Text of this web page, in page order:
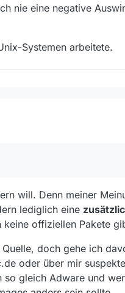
nie eine negative
Systemen arbeitete.
OP dürfte das nicht viel zu
installiere ich seit bald 20
AppBundle auf mein System
Systemen arbeitete.
will. Denn meiner
lediglich eine
keine offiziellen Pakete
doch gehe ich
oder über mir
gleich Adware und